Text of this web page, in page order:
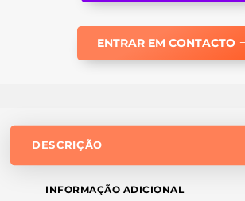
ENTRAR EM CONTACTO
DESCRIÇÃO
INFORMAÇÃO ADICIONAL